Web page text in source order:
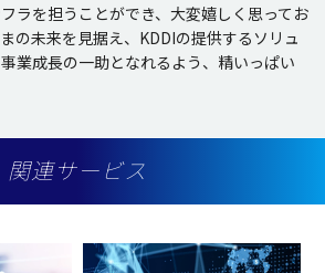
ラを担うことができ、大変嬉しく思ってお
の未来を見据え、KDDIの提供するソリュ
業成長の一助となれるよう、精いっぱい
関連サービス